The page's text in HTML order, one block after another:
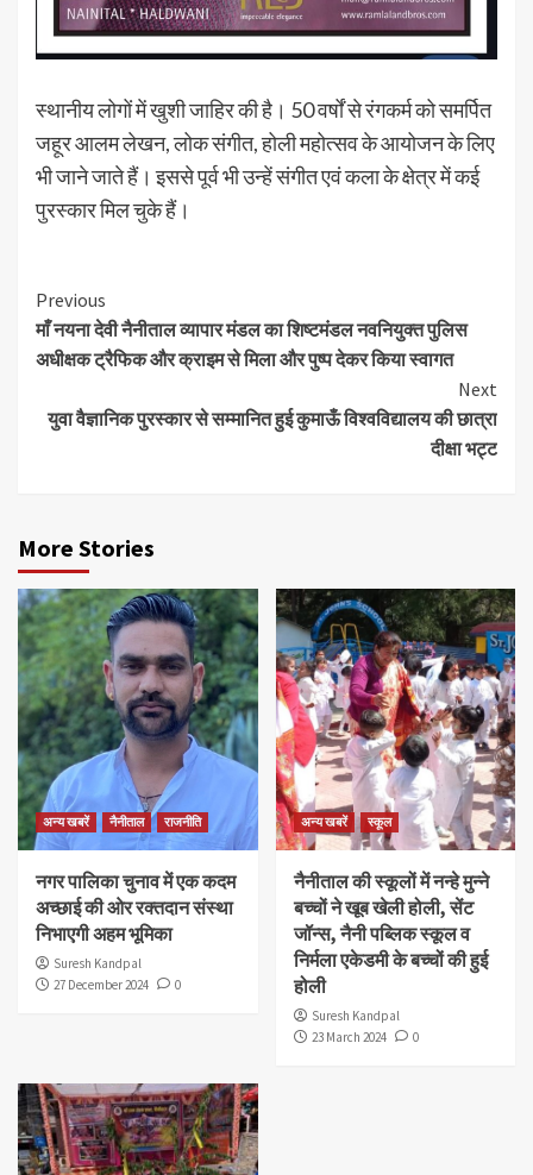
स्थानीय लोगों में खुशी जाहिर की है। 50 वर्षों से रंगकर्म को समर्पित
जहूर आलम लेखन, लोक संगीत, होली महोत्सव के आयोजन के लिए
भी जाने जाते हैं। इससे पूर्व भी उन्हें संगीत एवं कला के क्षेत्र में कई
पुरस्कार मिल चुके हैं।
Continue
Reading
Previous
माँ नयना देवी नैनीताल व्यापार मंडल का शिष्टमंडल नवनियुक्त पुलिस
अधीक्षक ट्रैफिक और क्राइम से मिला और पुष्प देकर किया स्वागत
Next
युवा वैज्ञानिक पुरस्कार से सम्मानित हुई कुमाऊँ विश्वविद्यालय की छात्रा
दीक्षा भट्ट
More Stories
अन्य खबरें नैनीताल राजनीति
नगर पालिका चुनाव में एक कदम
अच्छाई की ओर रक्तदान संस्था
निभाएगी अहम भूमिका
Suresh Kandpal
27 December 2024
0
अन्य खबरें स्कूल
नैनीताल की स्कूलों में नन्हे मुन्ने
बच्चों ने खूब खेली होली, सेंट
जॉन्स, नैनी पब्लिक स्कूल व
निर्मला एकेडमी के बच्चों की हुई
होली
Suresh Kandpal
23 March 2024
0